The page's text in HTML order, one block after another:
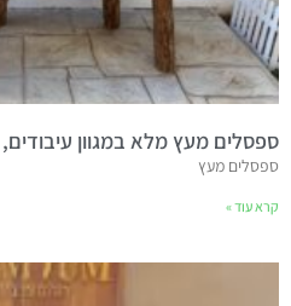
ספסלים מעץ מלא במגוון עיבודים,
ספסלים מעץ
קרא עוד »